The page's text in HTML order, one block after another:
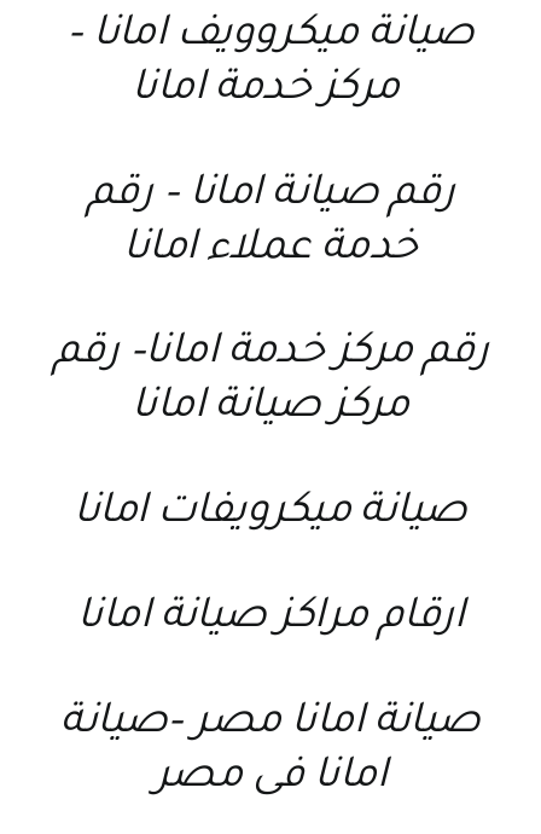
صيانة ميكروويف امانا –
مركز خدمة امانا
رقم صيانة امانا – رقم
خدمة عملاء امانا
رقم مركز خدمة امانا–رقم
مركز صيانة امانا
صيانة ميكرويفات امانا
ارقام مراكز صيانة امانا
صيانة امانا مصر–صيانة
امانا فى مصر